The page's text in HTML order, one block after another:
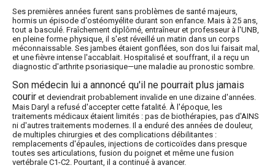
Ses premières années furent sans problèmes de santé majeurs,
hormis un épisode d'ostéomyélite durant son enfance. Mais à 25 ans,
tout a basculé. Fraîchement diplômé, entraîneur et professeur à l'UNB,
en pleine forme physique, il s'est réveillé un matin dans un corps
méconnaissable. Ses jambes étaient gonflées, son dos lui faisait mal,
et une fièvre intense l'accablait. Hospitalisé et souffrant, il a reçu un
diagnostic d'arthrite psoriasique—une maladie au pronostic sombre.
Son médecin lui a annoncé qu'il ne pourrait plus jamais
courir et deviendrait probablement invalide en une dizaine d'années.
Mais Daryl a refusé d'accepter cette fatalité. À l'époque, les
traitements médicaux étaient limités : pas de biothérapies, pas d'AINS
ni d'autres traitements modernes. Il a enduré des années de douleur,
de multiples chirurgies et des complications débilitantes :
remplacements d'épaules, injections de corticoïdes dans presque
toutes ses articulations, fusion du poignet et même une fusion
vertébrale C1-C2. Pourtant, il a continué à avancer.